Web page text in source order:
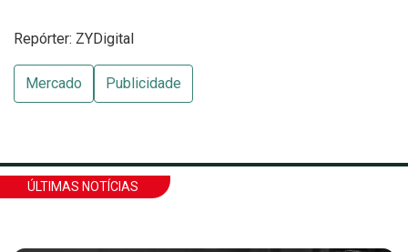
Repórter: ZYDigital
Mercado Publicidade
ÚLTIMAS NOTÍCIAS